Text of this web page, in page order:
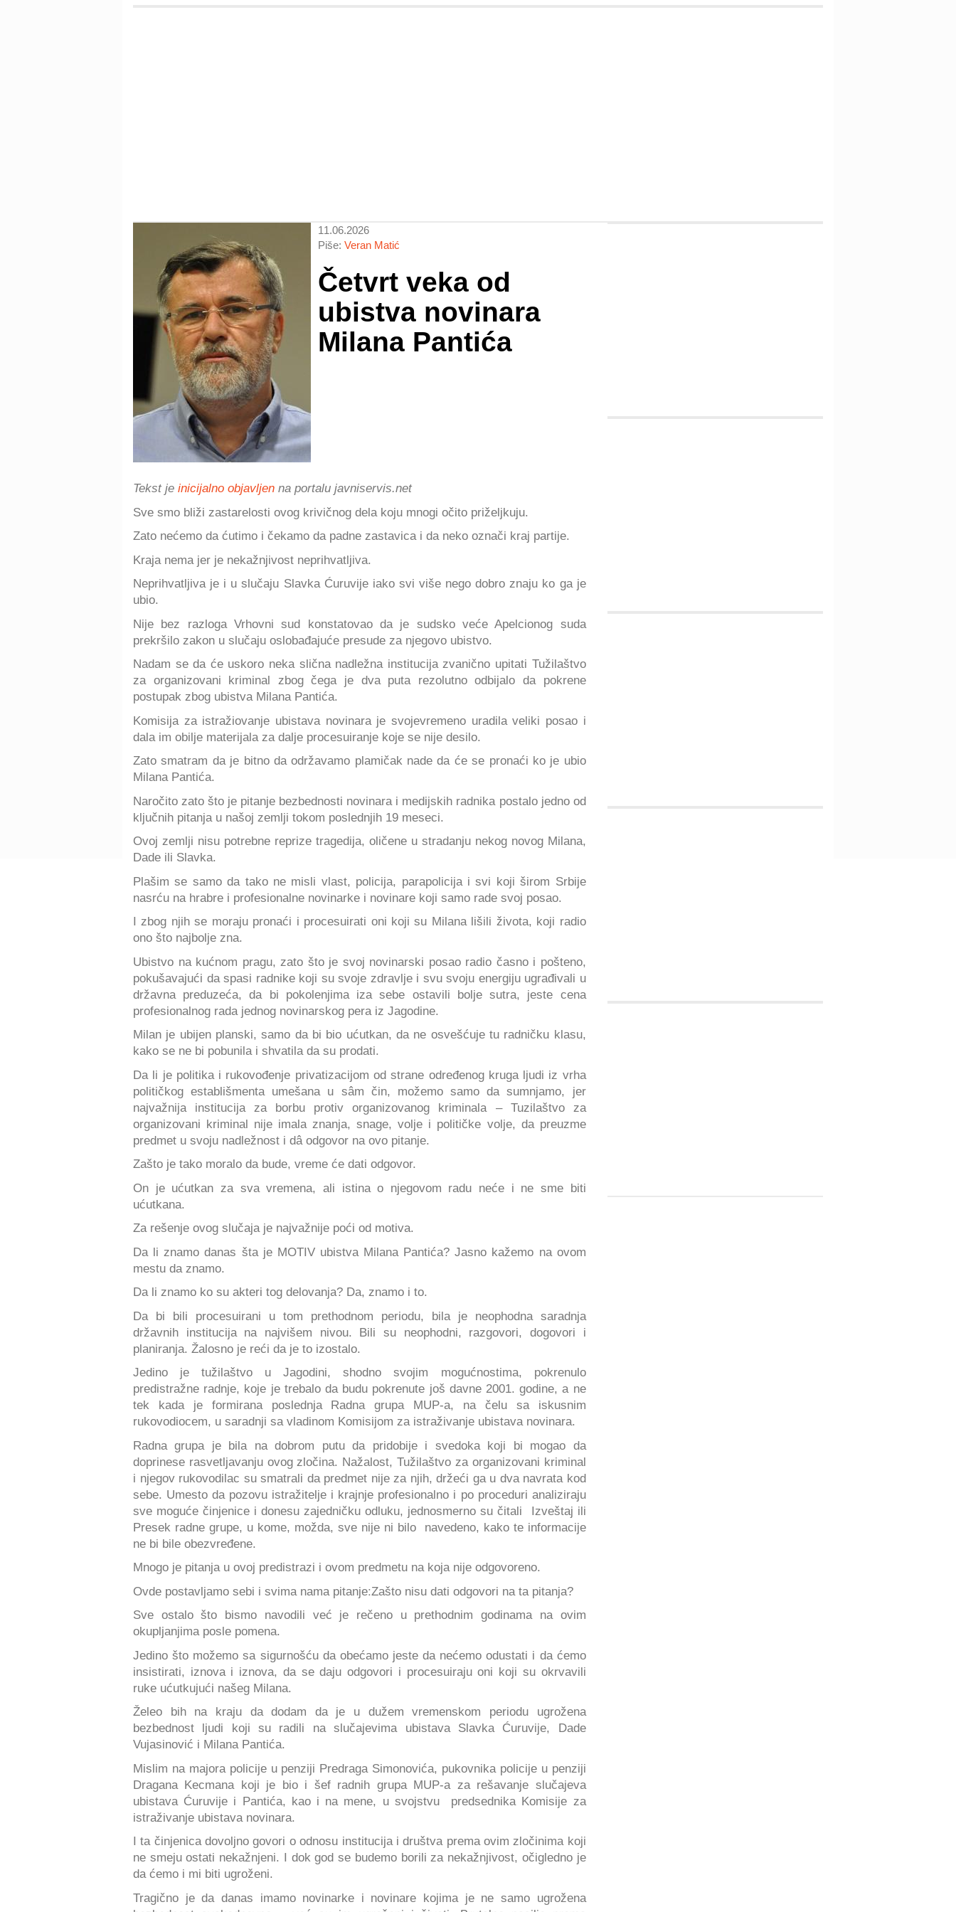
11.06.2026
Piše: Veran Matić
Četvrt veka od
ubistva novinara
Milana Pantića
Tekst je inicijalno objavljen na portalu javniservis.net
Sve smo bliži zastarelosti ovog krivičnog dela koju mnogi očito priželjkuju.
Zato nećemo da ćutimo i čekamo da padne zastavica i da neko označi kraj partije.
Kraja nema jer je nekažnjivost neprihvatljiva.
Neprihvatljiva je i u slučaju Slavka Ćuruvije iako svi više nego dobro znaju ko ga je
ubio.
Nije bez razloga Vrhovni sud konstatovao da je sudsko veće Apelcionog suda
prekršilo zakon u slučaju oslobađajuće presude za njegovo ubistvo.
Nadam se da će uskoro neka slična nadležna institucija zvanično upitati Tužilaštvo
za organizovani kriminal zbog čega je dva puta rezolutno odbijalo da pokrene
postupak zbog ubistva Milana Pantića.
Komisija za istražiovanje ubistava novinara je svojevremeno uradila veliki posao i
dala im obilje materijala za dalje procesuiranje koje se nije desilo.
Zato smatram da je bitno da održavamo plamičak nade da će se pronaći ko je ubio
Milana Pantića.
Naročito zato što je pitanje bezbednosti novinara i medijskih radnika postalo jedno od
ključnih pitanja u našoj zemlji tokom poslednjih 19 meseci.
Ovoj zemlji nisu potrebne reprize tragedija, oličene u stradanju nekog novog Milana,
Dade ili Slavka.
Plašim se samo da tako ne misli vlast, policija, parapolicija i svi koji širom Srbije
nasrću na hrabre i profesionalne novinarke i novinare koji samo rade svoj posao.
I zbog njih se moraju pronaći i procesuirati oni koji su Milana lišili života, koji radio
ono što najbolje zna.
Ubistvo na kućnom pragu, zato što je svoj novinarski posao radio časno i pošteno,
pokušavajući da spasi radnike koji su svoje zdravlje i svu svoju energiju ugrađivali u
državna preduzeća, da bi pokolenjima iza sebe ostavili bolje sutra, jeste cena
profesionalnog rada jednog novinarskog pera iz Jagodine.
Milan je ubijen planski, samo da bi bio ućutkan, da ne osvešćuje tu radničku klasu,
kako se ne bi pobunila i shvatila da su prodati.
Da li je politika i rukovođenje privatizacijom od strane određenog kruga ljudi iz vrha
političkog establišmenta umešana u sâm čin, možemo samo da sumnjamo, jer
najvažnija institucija za borbu protiv organizovanog kriminala – Tuzilaštvo za
organizovani kriminal nije imala znanja, snage, volje i političke volje, da preuzme
predmet u svoju nadležnost i dâ odgovor na ovo pitanje.
Zašto je tako moralo da bude, vreme će dati odgovor.
On je ućutkan za sva vremena, ali istina o njegovom radu neće i ne sme biti
ućutkana.
Za rešenje ovog slučaja je najvažnije poći od motiva.
Da li znamo danas šta je MOTIV ubistva Milana Pantića? Jasno kažemo na ovom
mestu da znamo.
Da li znamo ko su akteri tog delovanja? Da, znamo i to.
Da bi bili procesuirani u tom prethodnom periodu, bila je neophodna saradnja
državnih institucija na najvišem nivou. Bili su neophodni, razgovori, dogovori i
planiranja. Žalosno je reći da je to izostalo.
Jedino je tužilaštvo u Jagodini, shodno svojim mogućnostima, pokrenulo
predistražne radnje, koje je trebalo da budu pokrenute još davne 2001. godine, a ne
tek kada je formirana poslednja Radna grupa MUP-a, na čelu sa iskusnim
rukovodiocem, u saradnji sa vladinom Komisijom za istraživanje ubistava novinara.
Radna grupa je bila na dobrom putu da pridobije i svedoka koji bi mogao da
doprinese rasvetljavanju ovog zločina. Nažalost, Tužilaštvo za organizovani kriminal
i njegov rukovodilac su smatrali da predmet nije za njih, držeći ga u dva navrata kod
sebe. Umesto da pozovu istražitelje i krajnje profesionalno i po proceduri analiziraju
sve moguće činjenice i donesu zajedničku odluku, jednosmerno su čitali Izveštaj ili
Presek radne grupe, u kome, možda, sve nije ni bilo navedeno, kako te informacije
ne bi bile obezvređene.
Mnogo je pitanja u ovoj predistrazi i ovom predmetu na koja nije odgovoreno.
Ovde postavljamo sebi i svima nama pitanje׃ Zašto nisu dati odgovori na ta pitanja?
Sve ostalo što bismo navodili već je rečeno u prethodnim godinama na ovim
okupljanjima posle pomena.
Jedino što možemo sa sigurnošću da obećamo jeste da nećemo odustati i da ćemo
insistirati, iznova i iznova, da se daju odgovori i procesuiraju oni koji su okrvavili
ruke ućutkujući našeg Milana.
Želeo bih na kraju da dodam da je u dužem vremenskom periodu ugrožena
bezbednost ljudi koji su radili na slučajevima ubistava Slavka Ćuruvije, Dade
Vujasinović i Milana Pantića.
Mislim na majora policije u penziji Predraga Simonovića, pukovnika policije u penziji
Dragana Kecmana koji je bio i šef radnih grupa MUP-a za rešavanje slučajeva
ubistava Ćuruvije i Pantića, kao i na mene, u svojstvu predsednika Komisije za
istraživanje ubistava novinara.
I ta činjenica dovoljno govori o odnosu institucija i društva prema ovim zločinima koji
ne smeju ostati nekažnjeni. I dok god se budemo borili za nekažnjivost, očigledno je
da ćemo i mi biti ugroženi.
Tragično je da danas imamo novinarke i novinare kojima je ne samo ugrožena